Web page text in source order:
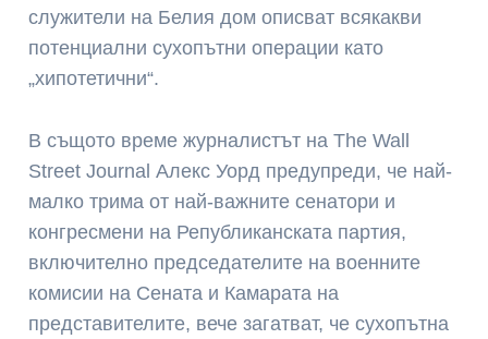
служители на Белия дом описват всякакви
потенциални сухопътни операции като
„хипотетични“.
В същото време журналистът на The Wall
Street Journal Алекс Уорд предупреди, че най-
малко трима от най-важните сенатори и
конгресмени на Републиканската партия,
включително председателите на военните
комисии на Сената и Камарата на
представителите, вече загатват, че сухопътна